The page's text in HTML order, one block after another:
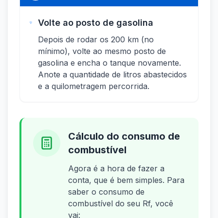
Volte ao posto de gasolina
Depois de rodar os 200 km (no
mínimo), volte ao mesmo posto de
gasolina e encha o tanque novamente.
Anote a quantidade de litros abastecidos
e a quilometragem percorrida.
Cálculo do consumo de
combustível
Agora é a hora de fazer a
conta, que é bem simples. Para
saber o consumo de
combustível do seu Rf, você
vai: